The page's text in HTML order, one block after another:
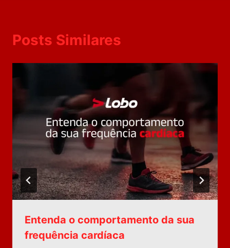
Posts Similares
Entenda o comportamento da sua
frequência cardíaca